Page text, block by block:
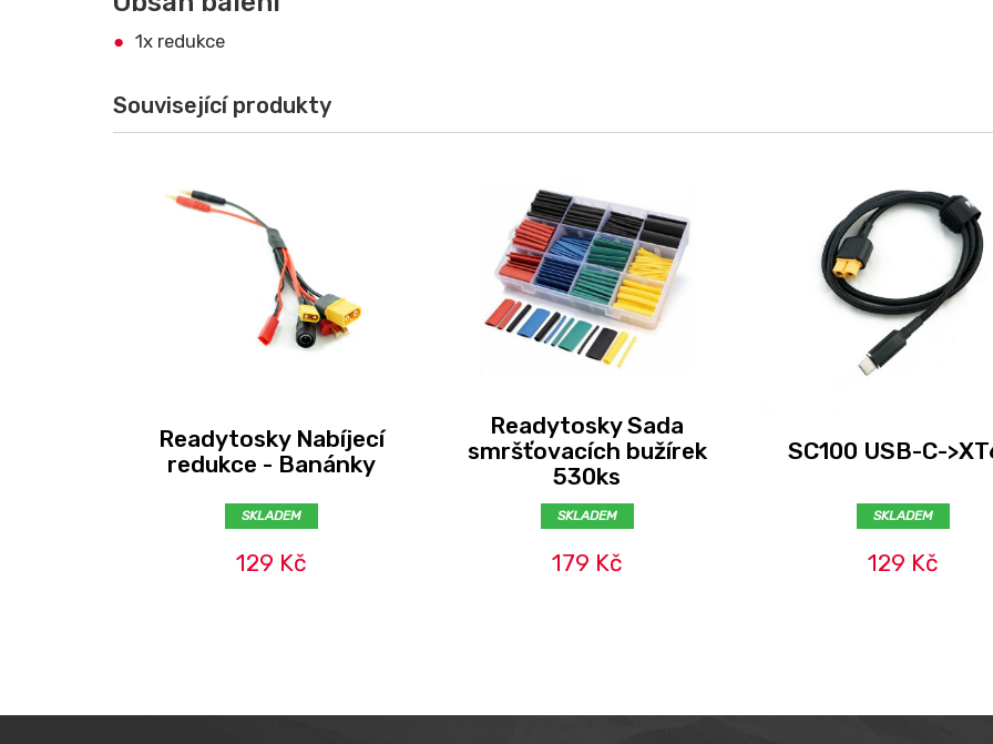
1x redukce
Související produkty
Readytosky Nabíjecí
redukce - Banánky
SKLADEM
129 Kč
Readytosky Sada
smršťovacích bužírek
530ks
SKLADEM
179 Kč
SC100 USB-C-
SKLADEM
129 Kč